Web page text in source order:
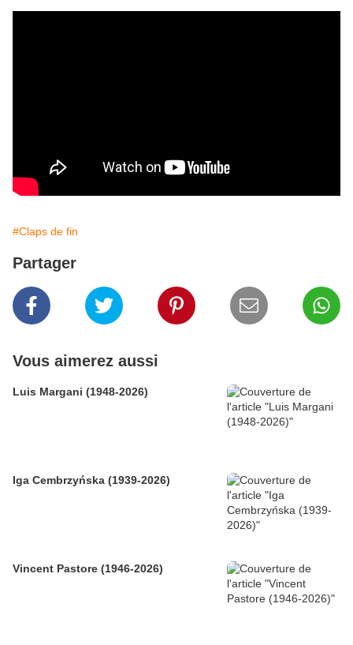
#Claps de fin
Partager
Vous aimerez aussi
Luis Margani (1948-2026)
Iga Cembrzyńska (1939-2026)
Vincent Pastore (1946-2026)